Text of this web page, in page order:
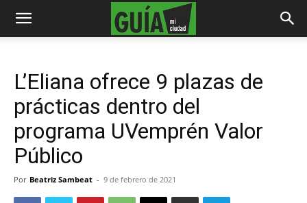
L’Eliana ofrece 9 plazas de
prácticas dentro del
programa UVemprén Valor
Público
Por Beatriz Sambeat - 9 de febrero de 2021